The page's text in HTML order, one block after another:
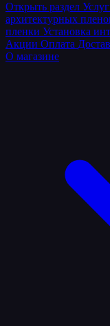
Открыть раздел
архитектурных
пленки Установка
Акции Оплата
О магазине